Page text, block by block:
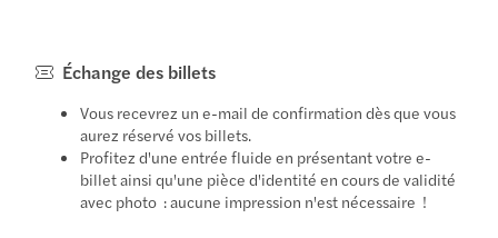
Échange des billets
Vous recevrez un e-mail de confirmation dès que vous
aurez réservé vos billets.
Profitez d'une entrée fluide en présentant votre e-
billet ainsi qu'une pièce d'identité en cours de validité
avec photo : aucune impression n'est nécessaire !